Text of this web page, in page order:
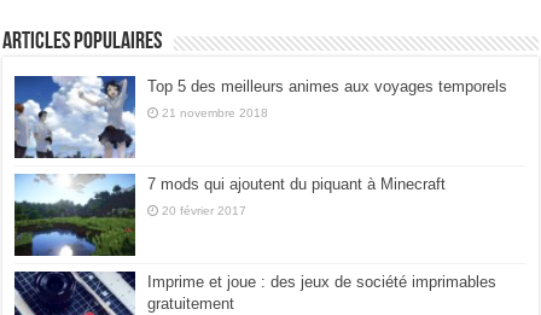
Articles populaires
Top 5 des meilleurs animes aux voyages temporels
21 novembre 2018
7 mods qui ajoutent du piquant à Minecraft
20 février 2017
Imprime et joue : des jeux de société imprimables
gratuitement